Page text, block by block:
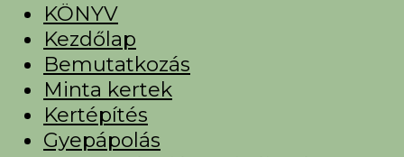
KÖNYV
Kezdőlap
Bemutatkozás
Minta kertek
Kertépítés
Gyepápolás